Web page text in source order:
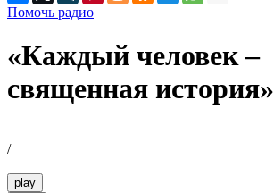
Помочь радио
«Каждый человек –
священная история»
/
play